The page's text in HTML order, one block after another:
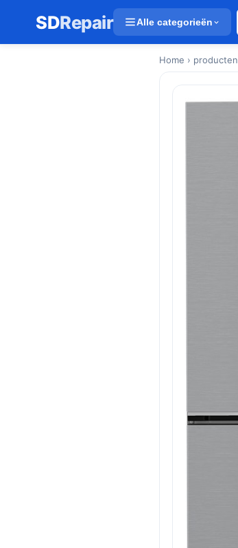
SDRepair Alle categorieën
Home › producten